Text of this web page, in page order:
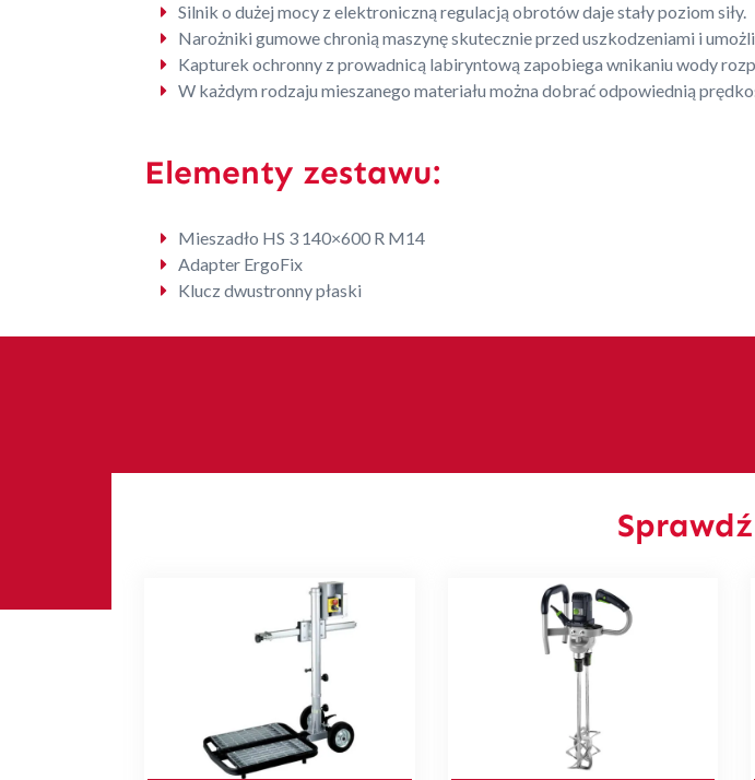
Silnik o dużej mocy z elektroniczną regulacją obrotów daje stały poziom siły.
Narożniki gumowe chronią maszynę skutecznie przed uszkodzeniami i
Kapturek ochronny z prowadnicą labiryntową zapobiega wnikaniu wody
W każdym rodzaju mieszanego materiału można dobrać odpowiednią
Elementy zestawu:
Mieszadło HS 3 140×600 R M14
Adapter ErgoFix
Klucz dwustronny płaski